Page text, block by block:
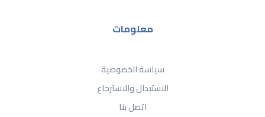
معلومات
سياسة الخصوصية
الاستبدال والاسترجاع
اتصل بنا